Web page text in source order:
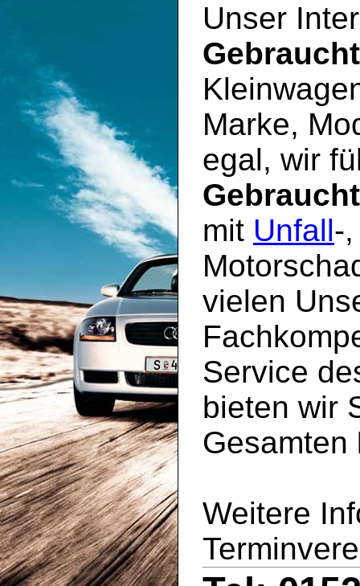
Unser
Marke,
egal, wir
mit Unfall-
vielen
Service
bieten wir
Gesamten
Weitere